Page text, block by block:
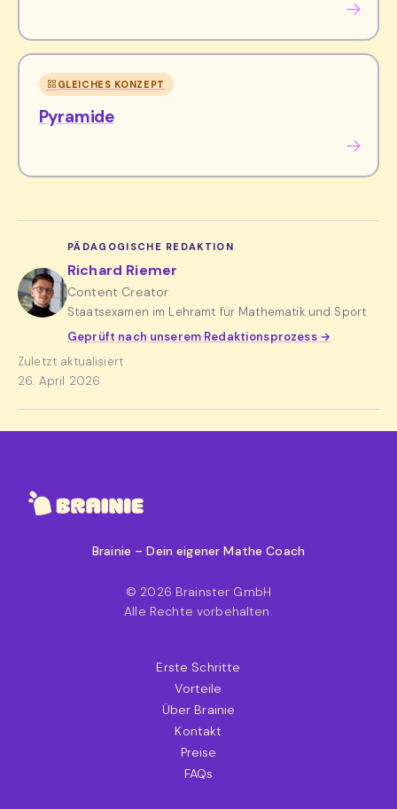
GLEICHES KONZEPT
Pyramide
PÄDAGOGISCHE REDAKTION
Richard Riemer
Content Creator
Staatsexamen im Lehramt für Mathematik und Sport
Geprüft nach unserem Redaktionsprozess →
Zuletzt aktualisiert
26. April 2026
Brainie – Dein eigener Mathe Coach
© 2026 Brainster GmbH
Alle Rechte vorbehalten.
Erste Schritte
Vorteile
Über Brainie
Kontakt
Preise
FAQs